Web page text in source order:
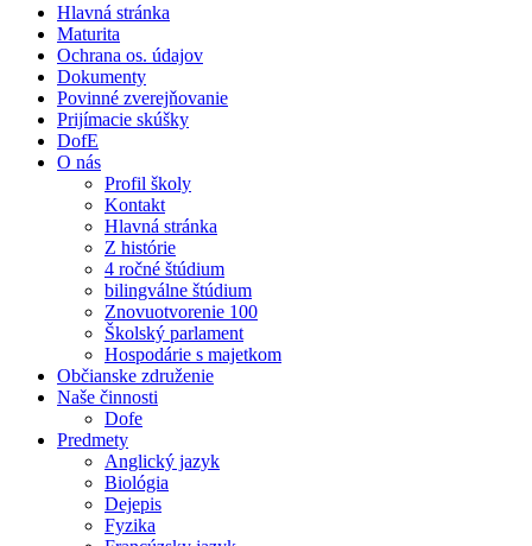
Hlavná stránka
Maturita
Ochrana os. údajov
Dokumenty
Povinné zverejňovanie
Prijímacie skúšky
DofE
O nás
Profil školy
Kontakt
Hlavná stránka
Z histórie
4 ročné štúdium
bilingválne štúdium
Znovuotvorenie 100
Školský parlament
Hospodárie s majetkom
Občianske združenie
Naše činnosti
Dofe
Predmety
Anglický jazyk
Biológia
Dejepis
Fyzika